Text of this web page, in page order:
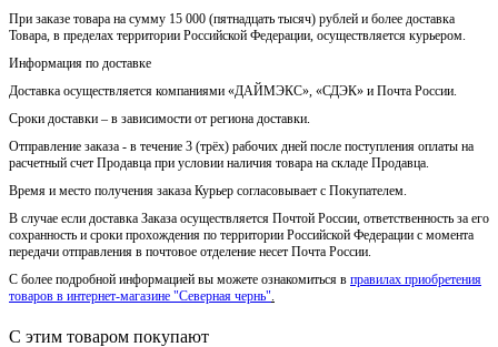
При заказе товара на сумму 15 000 (пятнадцать тысяч) рублей и более доставка
Товара, в пределах территории Российской Федерации, осуществляется курьером.
Информация по доставке
Доставка осуществляется компаниями «ДАЙМЭКС», «СДЭК» и Почта России.
Сроки доставки – в зависимости от региона доставки.
Отправление заказа - в течение 3 (трёх) рабочих дней после поступления оплаты на
расчетный счет Продавца при условии наличия товара на складе Продавца.
Время и место получения заказа Курьер согласовывает с Покупателем.
В случае если доставка Заказа осуществляется Почтой России, ответственность за его
сохранность и сроки прохождения по территории Российской Федерации с момента
передачи отправления в почтовое отделение несет Почта России.
С более подробной информацией вы можете ознакомиться в правилах приобретения
товаров в интернет-магазине "Северная чернь"
С этим товаром покупают